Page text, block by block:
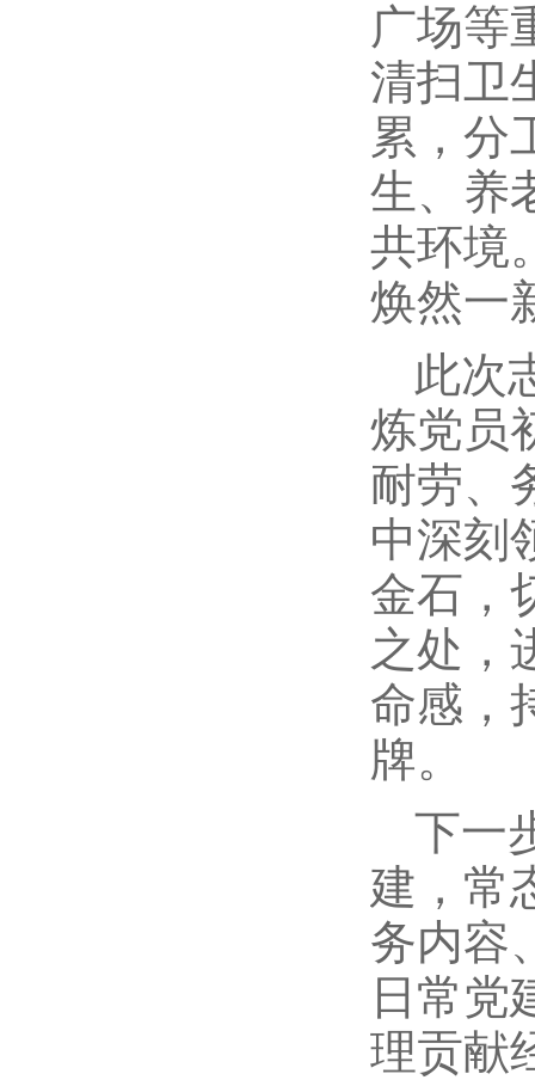
广场等
清扫卫
累，分
生、养
共环境
焕然一
此次
炼党员
耐劳、
中深刻
金石，
之处，
命感，
牌。
下一
建，常
务内容
日常党
理贡献